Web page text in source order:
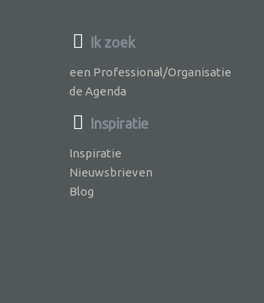
Ik zoek
een Professional/Organisatie
de Agenda
Inspiratie
Inspiratie
Nieuwsbrieven
Blog